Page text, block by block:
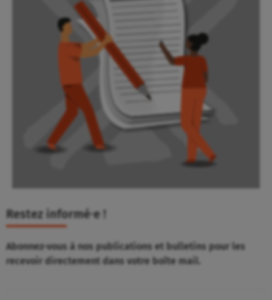
Restez informé⸱e !
Abonnez-vous à nos publications et bulletins pour les
recevoir directement dans votre boîte mail.